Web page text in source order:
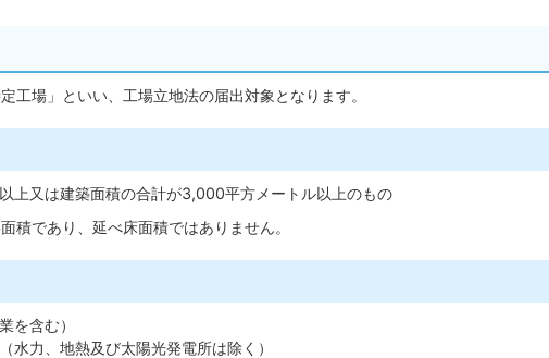
工場」といい、工場立地法の届出対象となります。
上又は建築面積の合計が3,000平方メートル以上のもの
積であり、延べ床面積ではありません。
を含む）
水力、地熱及び太陽光発電所は除く）